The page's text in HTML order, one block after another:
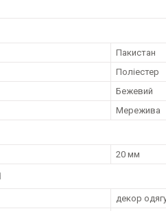
Пакистан
Поліестер
Бежевий
Мережива
20 мм
декор